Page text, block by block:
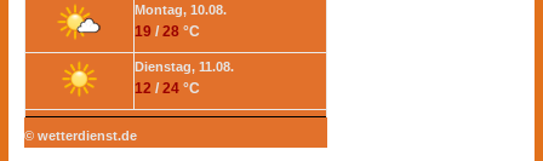
Montag, 10.08.
19/ 28°C
Dienstag, 11.08.
12 / 24°C
© wetterdienst.de